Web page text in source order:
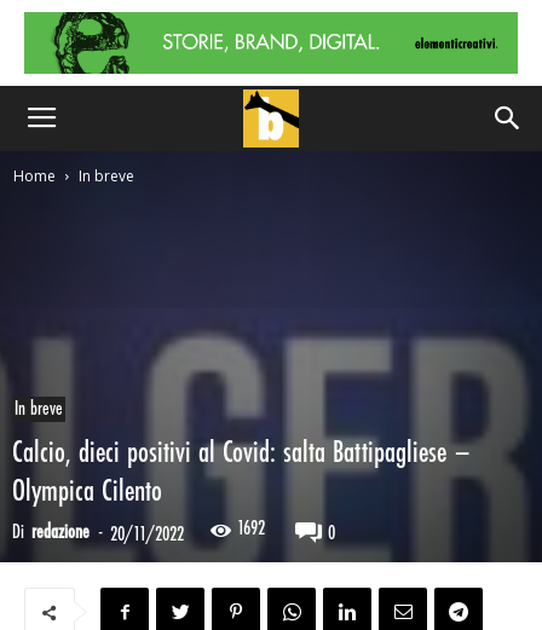
Home In breve
In breve
Calcio, dieci positivi al Covid: salta Battipagliese –
Olympica Cilento
Di redazione - 20/11/2022 1692 0